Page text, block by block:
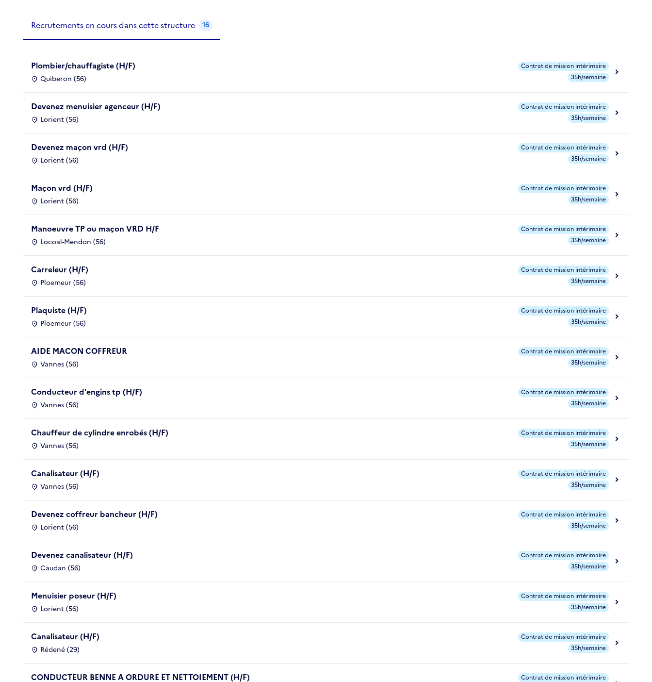
Recrutements de la structure
Recrutements en cours dans cette structure 16
Plombier/chauffagiste (H/F)
Quiberon (56)
Contrat de mission intérimaire
35h/semaine
Devenez menuisier agenceur (H/F)
Lorient (56)
Contrat de mission intérimaire
35h/semaine
Devenez maçon vrd (H/F)
Lorient (56)
Contrat de mission intérimaire
35h/semaine
Maçon vrd (H/F)
Lorient (56)
Contrat de mission intérimaire
35h/semaine
Manoeuvre TP ou maçon VRD H/F
Locoal-Mendon (56)
Contrat de mission intérimaire
35h/semaine
Carreleur (H/F)
Ploemeur (56)
Contrat de mission intérimaire
35h/semaine
Plaquiste (H/F)
Ploemeur (56)
Contrat de mission intérimaire
35h/semaine
AIDE MACON COFFREUR
Vannes (56)
Contrat de mission intérimaire
35h/semaine
Conducteur d'engins tp (H/F)
Vannes (56)
Contrat de mission intérimaire
35h/semaine
Chauffeur de cylindre enrobés (H/F)
Vannes (56)
Contrat de mission intérimaire
35h/semaine
Canalisateur (H/F)
Vannes (56)
Contrat de mission intérimaire
35h/semaine
Devenez coffreur bancheur (H/F)
Lorient (56)
Contrat de mission intérimaire
35h/semaine
Devenez canalisateur (H/F)
Caudan (56)
Contrat de mission intérimaire
35h/semaine
Menuisier poseur (H/F)
Lorient (56)
Contrat de mission intérimaire
35h/semaine
Canalisateur (H/F)
Rédené (29)
Contrat de mission intérimaire
35h/semaine
CONDUCTEUR BENNE A ORDURE ET NETTOIEMENT (H/F) Contrat de mission intérimaire